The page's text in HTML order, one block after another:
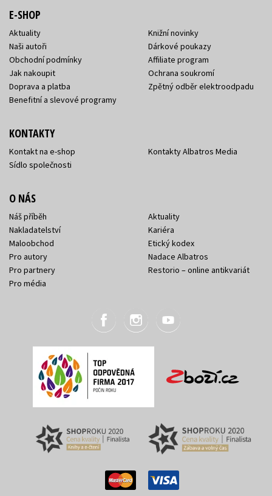
E-SHOP
Aktuality
Naši autoři
Obchodní podmínky
Jak nakoupit
Doprava a platba
Benefitní a slevové programy
Knižní novinky
Dárkové poukazy
Affiliate program
Ochrana soukromí
Zpětný odběr elektroodpadu
KONTAKTY
Kontakt na e-shop
Sídlo společnosti
Kontakty Albatros Media
O NÁS
Náš příběh
Nakladatelství
Maloobchod
Pro autory
Pro partnery
Pro média
Aktuality
Kariéra
Etický kodex
Nadace Albatros
Restorio – online antikvariát